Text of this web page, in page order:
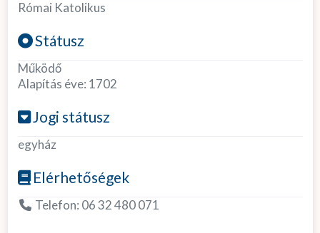
Római Katolikus
Státusz
Működő
Alapítás éve: 1702
Jogi státusz
egyház
Elérhetőségek
Telefon: 06 32 480 071